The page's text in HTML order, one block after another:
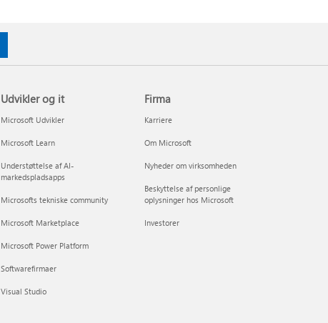
Udvikler og it
Microsoft Udvikler
Microsoft Learn
Understøttelse af AI-
markedspladsapps
Microsofts tekniske community
Microsoft Marketplace
Microsoft Power Platform
Softwarefirmaer
Visual Studio
Firma
Karriere
Om Microsoft
Nyheder om virksomheden
Beskyttelse af personlige
oplysninger hos Microsoft
Investorer